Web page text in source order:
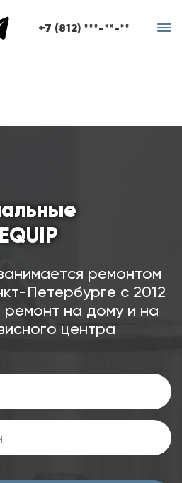
+7 (812) ***-**-**
ремонтом
Петербурге с 2012
на дому и на
центра